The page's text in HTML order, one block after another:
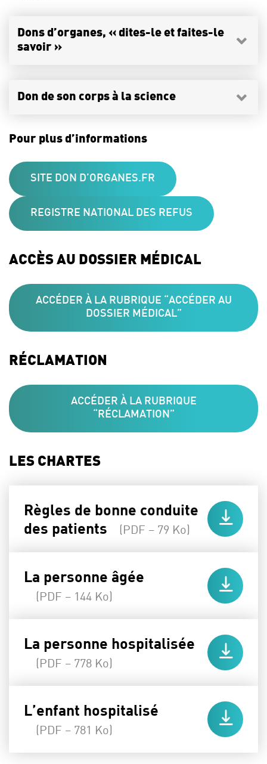
Dons d’organes, « dites-le et faites-le
savoir »
Don de son corps à la science
Pour plus d’informations
SITE DON D’ORGANES.FR
REGISTRE NATIONAL DES REFUS
ACCÈS AU DOSSIER MÉDICAL
ACCÉDER À LA RUBRIQUE “ACCÉDER AU
DOSSIER MÉDICAL”
RÉCLAMATION
ACCÉDER À LA RUBRIQUE
“RÉCLAMATION”
LES CHARTES
Règles de bonne conduite
des patients
(PDF – 79 Ko)
La personne âgée
(PDF – 144 Ko)
La personne hospitalisée
(PDF – 778 Ko)
L’enfant hospitalisé
(PDF – 781 Ko)